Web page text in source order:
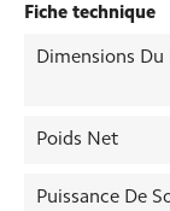
Fiche technique
Dimensions
Poids Net
Puissance De